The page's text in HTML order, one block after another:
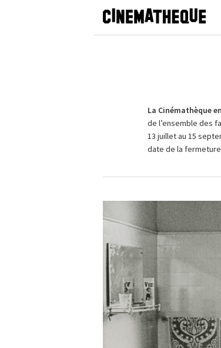
La Cinémathèque
de l’ensemble des
13 juillet au 15
date de la